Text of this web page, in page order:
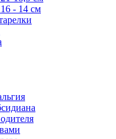
- 14 см